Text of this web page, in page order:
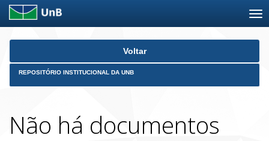
Skip
Voltar
REPOSITÓRIO INSTITUCIONAL DA UNB
Não há documentos